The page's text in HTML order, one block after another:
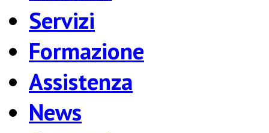
Servizi
Formazione
Assistenza
News